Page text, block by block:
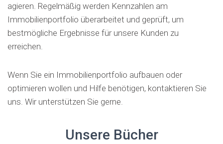
agieren. Regelmäßig werden Kennzahlen am
Immobilienportfolio überarbeitet und geprüft, um
bestmögliche Ergebnisse für unsere Kunden zu
erreichen.
Wenn Sie ein Immobilienportfolio aufbauen oder
optimieren wollen und Hilfe benötigen, kontaktieren Sie
uns. Wir unterstützen Sie gerne.
Unsere Bücher